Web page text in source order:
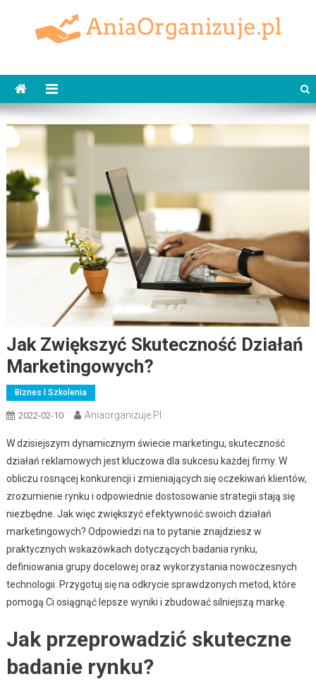
Jak Zwiększyć Skuteczność Działań
Marketingowych?
Biznes I Szkolenia
2022-02-10 Aniaorganizuje.pl
W dzisiejszym dynamicznym świecie marketingu, skuteczność
działań reklamowych jest kluczowa dla sukcesu każdej firmy. W
obliczu rosnącej konkurencji i zmieniających się oczekiwań klientów,
zrozumienie rynku i odpowiednie dostosowanie strategii stają się
niezbędne. Jak więc zwiększyć efektywność swoich działań
marketingowych? Odpowiedzi na to pytanie znajdziesz w
praktycznych wskazówkach dotyczących badania rynku,
definiowania grupy docelowej oraz wykorzystania nowoczesnych
technologii. Przygotuj się na odkrycie sprawdzonych metod, które
pomogą Ci osiągnąć lepsze wyniki i zbudować silniejszą markę.
Jak przeprowadzić skuteczne
badanie rynku?